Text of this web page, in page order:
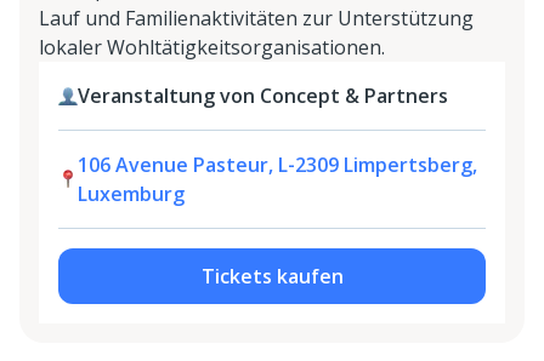
Lauf und Familienaktivitäten zur Unterstützung
lokaler Wohltätigkeitsorganisationen.
Veranstaltung von Concept & Partners
106 Avenue Pasteur, L-2309 Limpertsberg,
Luxemburg
Tickets kaufen